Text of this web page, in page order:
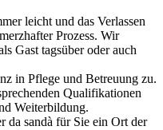
leicht und das Verlassen
Prozess. Wir
Gast tagsüber oder auch
in Pflege und Betreuung zu.
Qualifikationen
Weiterbildung.
da sandà für Sie ein Ort der